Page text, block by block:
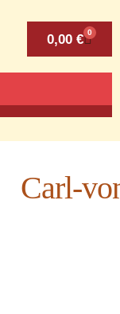
0,00 € 0
Carl-